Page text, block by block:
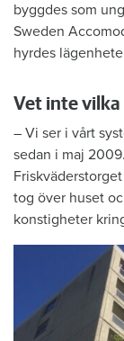
byggdes som
Sweden
hyrdes
Vet inte
– Vi ser i vårt
sedan i maj
tog över huset
konstigheter